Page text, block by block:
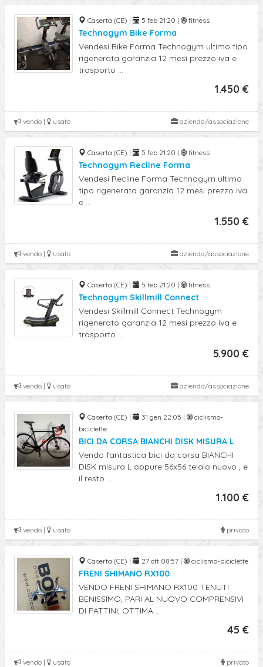
Caserta (CE) | 5 feb 21:20 | fitness
Technogym Bike Forma
Vendesi Bike Forma Technogym ultimo tipo
rigenerata garanzia 12 mesi prezzo iva e
trasporto ...
1.450 €
azienda/associazione
vendo | usato
Caserta (CE) | 5 feb 21:20 | fitness
Technogym Recline Forma
Vendesi Recline Forma Technogym ultimo
tipo rigenerata garanzia 12 mesi prezzo iva
e ...
1.550 €
azienda/associazione
vendo | usato
Caserta (CE) | 5 feb 21:20 | fitness
Technogym Skillmill Connect
Vendesi Skillmill Connect Technogym
rigenerato garanzia 12 mesi prezzo iva e
trasporto ...
5.900 €
azienda/associazione
vendo | usato
Caserta (CE) | 31 gen 22:05 |
ciclismo-
biciclette
BICI DA CORSA BIANCHI DISK MISURA L
Vendo fantastica bici da corsa BIANCHI
DISK misura L oppure 56x56 telaio nuovo , e
il resto ...
1.100 €
privato
vendo | usato
Caserta (CE) | 27 ott 08:57 | ciclismo-biciclette
FRENI SHIMANO RX100
VENDO FRENI SHIMANO RX100 TENUTI
BENISSIMO, PARI AL NUOVO COMPRENSIVI
DI PATTINI, OTTIMA ...
45 €
privato
vendo | usato